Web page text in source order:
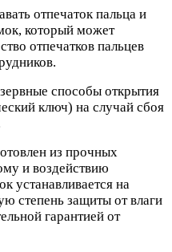
отпечаток пальца и
который может
отпечатков пальцев
способы открытия
ключ) на случай сбоя
из прочных
и воздействию
устанавливается на
степень защиты от влаги
гарантией от